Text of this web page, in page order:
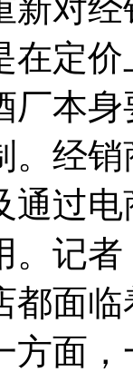
新对
在定
厂本
。经
通过
。记
都面
方面